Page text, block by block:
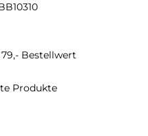
Bestellwert
Produkte